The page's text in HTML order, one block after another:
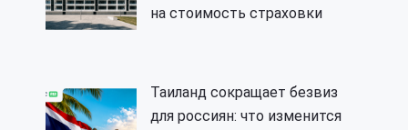
на стоимость страховки
Таиланд сокращает безвиз
для россиян: что изменится